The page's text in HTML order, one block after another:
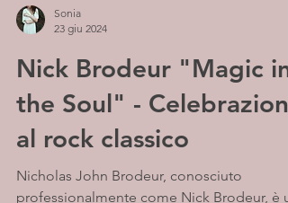
Sonia
23 giu 2024
Nick Brodeur "Magic in
the Soul" - Celebrazione
al rock classico
Nicholas John Brodeur, conosciuto
professionalmente come Nick Brodeur, è